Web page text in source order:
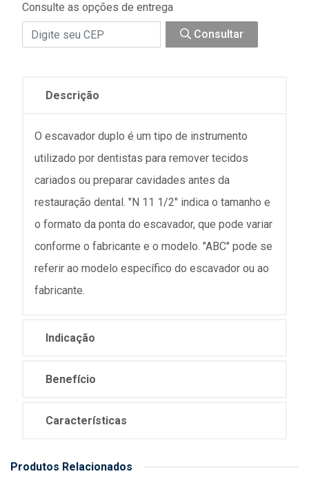
Consulte as opções de entrega
Consultar
Descrição
O escavador duplo é um tipo de instrumento
utilizado por dentistas para remover tecidos
cariados ou preparar cavidades antes da
restauração dental. "N 11 1/2" indica o tamanho e
o formato da ponta do escavador, que pode variar
conforme o fabricante e o modelo. "ABC" pode se
referir ao modelo específico do escavador ou ao
fabricante.
Indicação
Benefício
Características
Produtos Relacionados